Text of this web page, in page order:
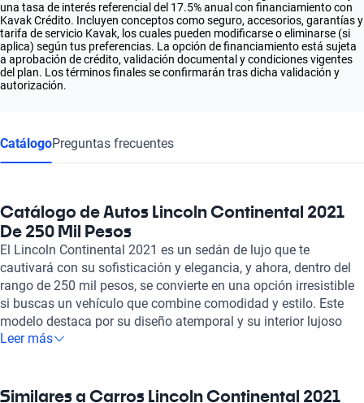
una tasa de interés referencial del 17.5% anual con financiamiento con
Kavak Crédito. Incluyen conceptos como seguro, accesorios, garantías y
tarifa de servicio Kavak, los cuales pueden modificarse o eliminarse (si
aplica) según tus preferencias. La opción de financiamiento está sujeta
a aprobación de crédito, validación documental y condiciones vigentes
del plan. Los términos finales se confirmarán tras dicha validación y
autorización.
CatálogoPreguntas frecuentes
Catálogo de Autos Lincoln Continental 2021
De 250 Mil Pesos
El Lincoln Continental 2021 es un sedán de lujo que te
cautivará con su sofisticación y elegancia, y ahora, dentro del
rango de 250 mil pesos, se convierte en una opción irresistible
si buscas un vehículo que combine comodidad y estilo. Este
modelo destaca por su diseño atemporal y su interior lujoso
que ofrece materiales de primera calidad y tecnología
garantizan un desplazamiento placentero, ideal para viajes
Leer más
Similares a Carros Lincoln Continental 2021